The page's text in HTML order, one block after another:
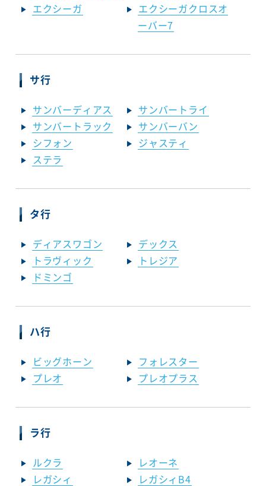
エクシーガ
エクシーガクロスオ
ーバー7
サ行
サンバーディアス
サンバートライ
サンバートラック
サンバーバン
シフォン
ジャスティ
ステラ
タ行
ディアスワゴン
デックス
トラヴィック
トレジア
ドミンゴ
ハ行
ビッグホーン
フォレスター
プレオ
プレオプラス
ラ行
ルクラ
レオーネ
レガシィ
レガシィB4